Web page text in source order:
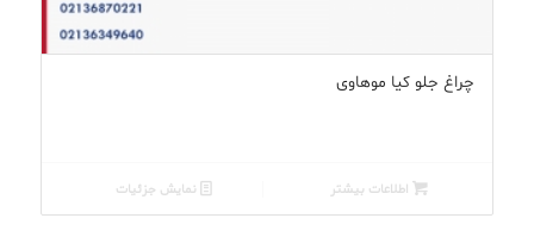
چراغ جلو کیا موهاوی
اطلاعات بیشتر نمایش جزئیات